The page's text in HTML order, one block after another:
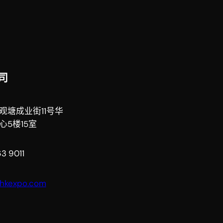
塘成业街11号华
5楼15室
9011